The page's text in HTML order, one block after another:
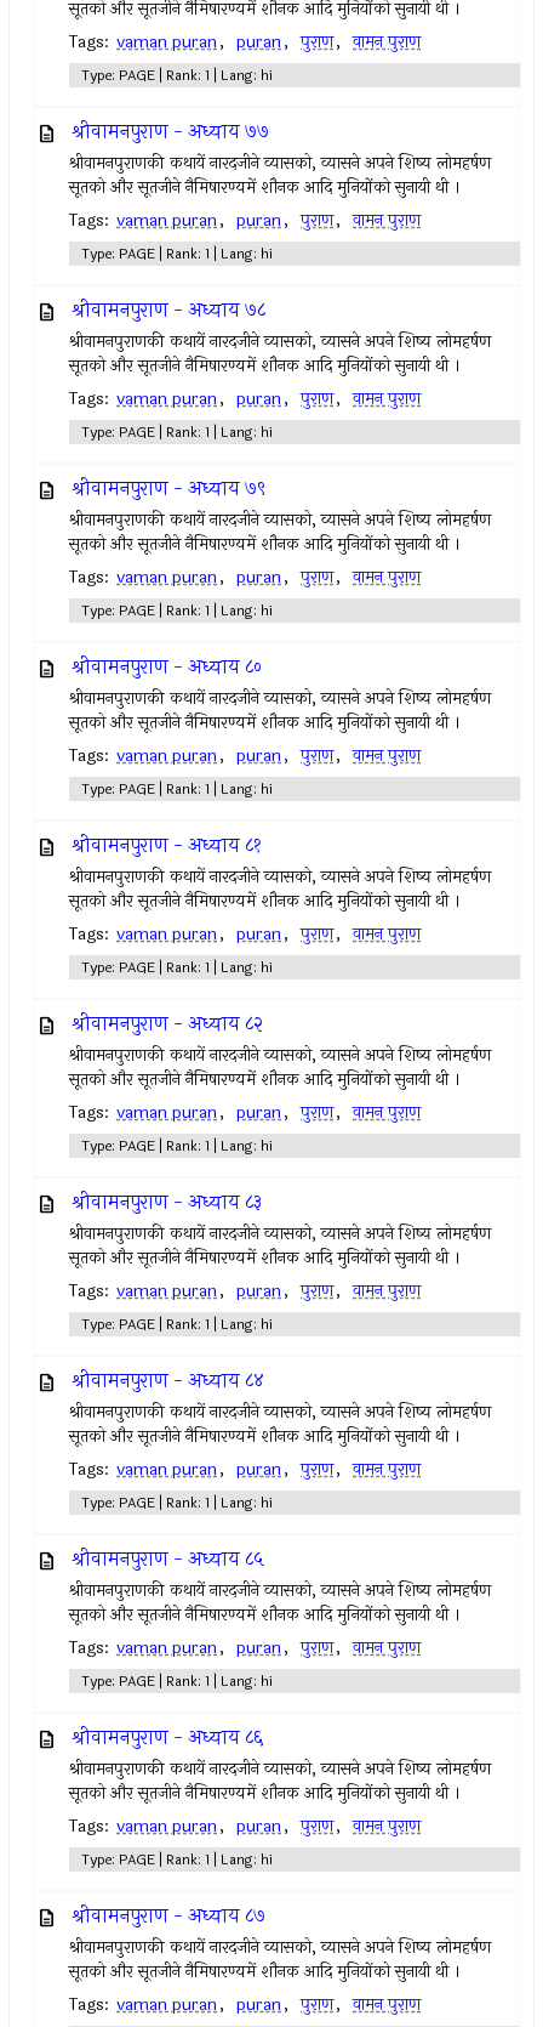
सूतको और सूतजीने नैमिषारण्यमें शौनक आदि मुनियोंको सुनायी थी ।
Tags: vaman puran, puran, पुराण, वामन पुराण
Type: PAGE | Rank: 1 | Lang: hi
श्रीवामनपुराण - अध्याय ७७
श्रीवामनपुराणकी कथायें नारदजीने व्यासको, व्यासने अपने शिष्य लोमहर्षण
सूतको और सूतजीने नैमिषारण्यमें शौनक आदि मुनियोंको सुनायी थी ।
Tags: vaman puran, puran, पुराण, वामन पुराण
Type: PAGE | Rank: 1 | Lang: hi
श्रीवामनपुराण - अध्याय ७८
श्रीवामनपुराणकी कथायें नारदजीने व्यासको, व्यासने अपने शिष्य लोमहर्षण
सूतको और सूतजीने नैमिषारण्यमें शौनक आदि मुनियोंको सुनायी थी ।
Tags: vaman puran, puran, पुराण, वामन पुराण
Type: PAGE | Rank: 1 | Lang: hi
श्रीवामनपुराण - अध्याय ७९
श्रीवामनपुराणकी कथायें नारदजीने व्यासको, व्यासने अपने शिष्य लोमहर्षण
सूतको और सूतजीने नैमिषारण्यमें शौनक आदि मुनियोंको सुनायी थी ।
Tags: vaman puran, puran, पुराण, वामन पुराण
Type: PAGE | Rank: 1 | Lang: hi
श्रीवामनपुराण - अध्याय ८०
श्रीवामनपुराणकी कथायें नारदजीने व्यासको, व्यासने अपने शिष्य लोमहर्षण
सूतको और सूतजीने नैमिषारण्यमें शौनक आदि मुनियोंको सुनायी थी ।
Tags: vaman puran, puran, पुराण, वामन पुराण
Type: PAGE | Rank: 1 | Lang: hi
श्रीवामनपुराण - अध्याय ८१
श्रीवामनपुराणकी कथायें नारदजीने व्यासको, व्यासने अपने शिष्य लोमहर्षण
सूतको और सूतजीने नैमिषारण्यमें शौनक आदि मुनियोंको सुनायी थी ।
Tags: vaman puran, puran, पुराण, वामन पुराण
Type: PAGE | Rank: 1 | Lang: hi
श्रीवामनपुराण - अध्याय ८२
श्रीवामनपुराणकी कथायें नारदजीने व्यासको, व्यासने अपने शिष्य लोमहर्षण
सूतको और सूतजीने नैमिषारण्यमें शौनक आदि मुनियोंको सुनायी थी ।
Tags: vaman puran, puran, पुराण, वामन पुराण
Type: PAGE | Rank: 1 | Lang: hi
श्रीवामनपुराण - अध्याय ८३
श्रीवामनपुराणकी कथायें नारदजीने व्यासको, व्यासने अपने शिष्य लोमहर्षण
सूतको और सूतजीने नैमिषारण्यमें शौनक आदि मुनियोंको सुनायी थी ।
Tags: vaman puran, puran, पुराण, वामन पुराण
Type: PAGE | Rank: 1 | Lang: hi
श्रीवामनपुराण - अध्याय ८४
श्रीवामनपुराणकी कथायें नारदजीने व्यासको, व्यासने अपने शिष्य लोमहर्षण
सूतको और सूतजीने नैमिषारण्यमें शौनक आदि मुनियोंको सुनायी थी ।
Tags: vaman puran, puran, पुराण, वामन पुराण
Type: PAGE | Rank: 1 | Lang: hi
श्रीवामनपुराण - अध्याय ८५
श्रीवामनपुराणकी कथायें नारदजीने व्यासको, व्यासने अपने शिष्य लोमहर्षण
सूतको और सूतजीने नैमिषारण्यमें शौनक आदि मुनियोंको सुनायी थी ।
Tags: vaman puran, puran, पुराण, वामन पुराण
Type: PAGE | Rank: 1 | Lang: hi
श्रीवामनपुराण - अध्याय ८६
श्रीवामनपुराणकी कथायें नारदजीने व्यासको, व्यासने अपने शिष्य लोमहर्षण
सूतको और सूतजीने नैमिषारण्यमें शौनक आदि मुनियोंको सुनायी थी ।
Tags: vaman puran, puran, पुराण, वामन पुराण
Type: PAGE | Rank: 1 | Lang: hi
श्रीवामनपुराण - अध्याय ८७
श्रीवामनपुराणकी कथायें नारदजीने व्यासको, व्यासने अपने शिष्य लोमहर्षण
सूतको और सूतजीने नैमिषारण्यमें शौनक आदि मुनियोंको सुनायी थी ।
Tags: vaman puran, puran, पुराण, वामन पुराण